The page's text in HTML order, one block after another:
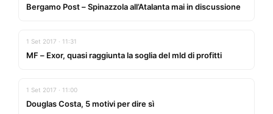
Bergamo Post – Spinazzola all’Atalanta mai in discussione
1 Set 2017 · 11:31
MF – Exor, quasi raggiunta la soglia del mld di profitti
1 Set 2017 · 11:00
Douglas Costa, 5 motivi per dire sì